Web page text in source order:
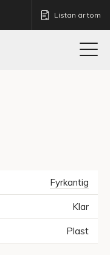
Listan är tom
Fyrkantig
Klar
Plast